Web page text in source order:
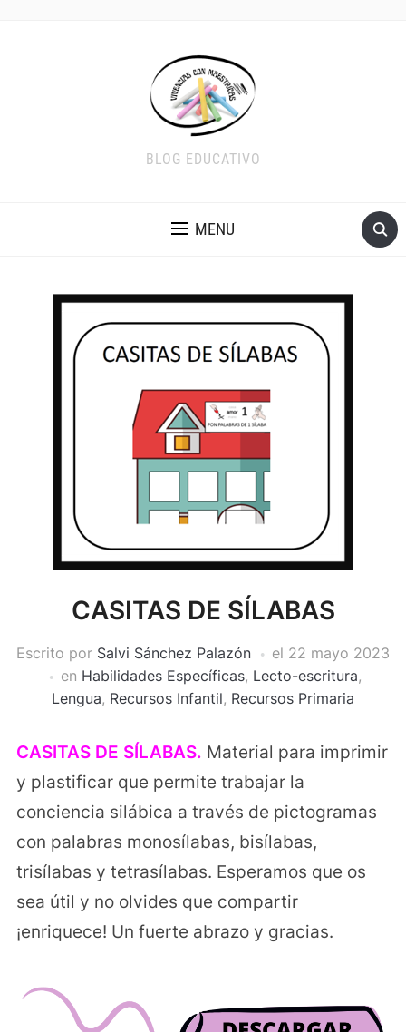
BLOG EDUCATIVO
MENU
CASITAS DE SÍLABAS
Escrito por Salvi Sánchez Palazón el 22 mayo 2023
en Habilidades Específicas, Lecto-escritura,
Lengua, Recursos Infantil, Recursos Primaria
CASITAS DE SÍLABAS. Material para imprimir
y plastificar que permite trabajar la
conciencia silábica a través de pictogramas
con palabras monosílabas, bisílabas,
trisílabas y tetrasílabas. Esperamos que os
sea útil y no olvides que compartir
¡enriquece! Un fuerte abrazo y gracias.